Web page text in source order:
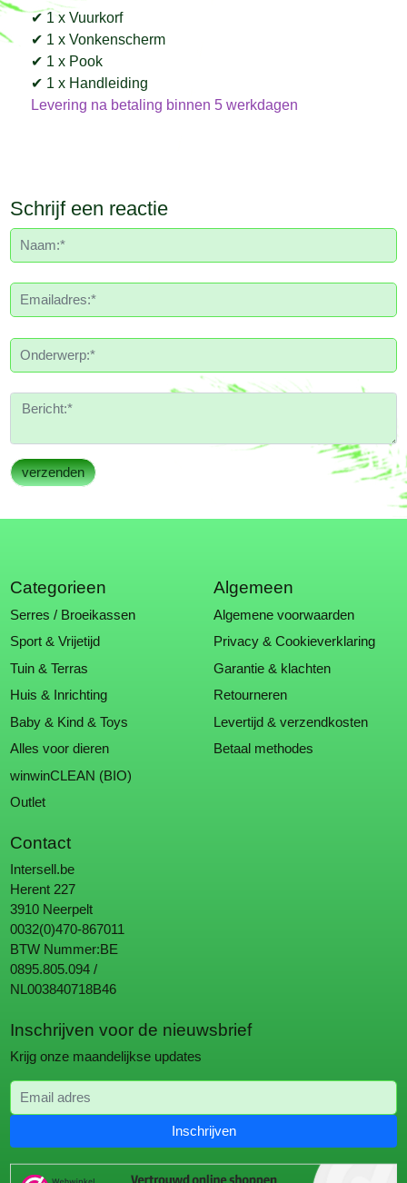
✔ 1 x Vuurkorf
✔ 1 x Vonkenscherm
✔ 1 x Pook
✔ 1 x Handleiding
Levering na betaling binnen 5 werkdagen
Schrijf een reactie
Categorieen
Serres / Broeikassen
Sport & Vrijetijd
Tuin & Terras
Huis & Inrichting
Baby & Kind & Toys
Alles voor dieren
winwinCLEAN (BIO)
Outlet
Algemeen
Algemene voorwaarden
Privacy & Cookieverklaring
Garantie & klachten
Retourneren
Levertijd & verzendkosten
Betaal methodes
Contact
Intersell.be
Herent 227
3910 Neerpelt
0032(0)470-867011
BTW Nummer:BE
0895.805.094 /
NL003840718B46
Inschrijven voor de nieuwsbrief
Krijg onze maandelijkse updates
Email adres
Inschrijven